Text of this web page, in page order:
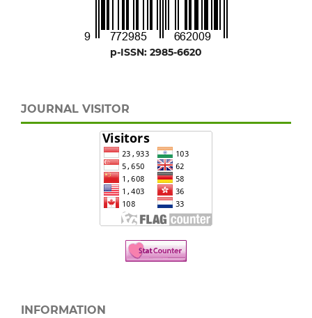
p-ISSN: 2985-6620
JOURNAL VISITOR
INFORMATION